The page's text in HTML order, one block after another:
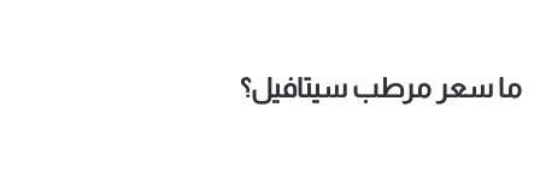
ما سعر مرطب سيتافيل؟